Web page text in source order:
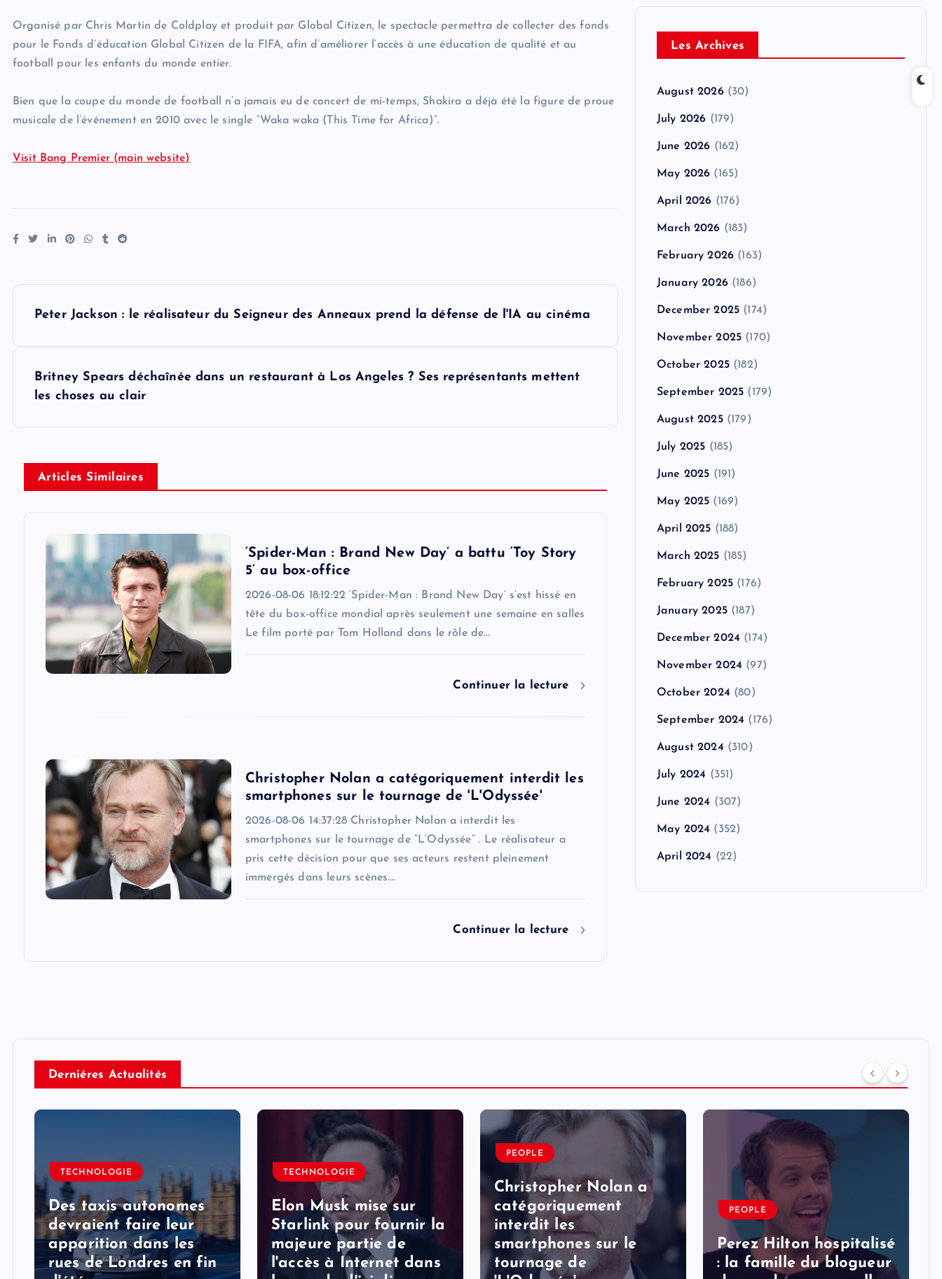
Organisé par Chris Martin de Coldplay et produit par Global Citizen, le spectacle permettra de collecter des fonds
pour le Fonds d’éducation Global Citizen de la FIFA, afin d’améliorer l’accès à une éducation de qualité et au
football pour les enfants du monde entier.
Bien que la coupe du monde de football n’a jamais eu de concert de mi-temps, Shakira a déjà été la figure de proue
musicale de l’événement en 2010 avec le single “Waka waka (This Time for Africa)”.
Visit Bang Premier (main website)
n
a
Peter Jackson : le réalisateur du Seigneur des Anneaux prend la défense de l'IA au cinéma
Britney Spears déchaînée dans un restaurant à Los Angeles ? Ses représentants mettent
les choses au clair
Articles Similaires
‘Spider-Man : Brand New Day’ a battu ‘Toy Story
5’ au box-office
2026-08-06 18:12:22 ‘Spider-Man : Brand New Day’ s’est hissé en
tête du box-office mondial après seulement une semaine en salles
Le film porté par Tom Holland dans le rôle de…
Continuer la lecture
Christopher Nolan a catégoriquement interdit les
smartphones sur le tournage de 'L'Odyssée'
2026-08-06 14:37:28 Christopher Nolan a interdit les
smartphones sur le tournage de “L’Odyssée” . Le réalisateur a
pris cette décision pour que ses acteurs restent pleinement
immergés dans leurs scènes.…
Continuer la lecture
Les Archives
August 2026(30)
July 2026 (179)
June 2026 (162)
May 2026 (165)
April 2026 (176)
March 2026 (183)
February 2026 (163)
January 2026(186)
December 2025 (174)
November 2025 (170)
October 2025(182)
September 2025 (179)
August 2025(179)
July 2025 (185)
June 2025 (191)
May 2025 (169)
April 2025 (188)
March 2025 (185)
February 2025 (176)
January 2025(187)
December 2024 (174)
November 2024 (97)
October 2024 (80)
September 2024 (176)
August 2024 (310)
July 2024 (351)
June 2024 (307)
May 2024 (352)
April 2024 (22)
Derniéres Actualités
TECHNOLOGIE
Des taxis autonomes
devraient faire leur
apparition dans les
rues de Londres en fin
TECHNOLOGIE
Elon Musk mise sur
Starlink pour fournir la
majeure partie de
l'accès à Internet dans
PEOPLE
Christopher Nolan a
catégoriquement
interdit les
smartphones sur le
tournage de
PEOPLE
Perez Hilton hospitalisé
: la famille du blogueur